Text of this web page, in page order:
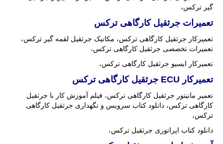
گیر ترکس،
تعمیرات جرثقیل کارگاهی ترکس
تعمیرکار جرثقیل کارگاهی ترکس، مکانیک جرثقیل لقمه گیر ترکس،
تعمیرات تخصصی جرثقیل کارگاهی ترکس،
تعمیرکار ایسیو جرثقیل کارگاهی ترکس،
تعمیرکار ECU جرثقیل کارگاهی ترکس
تعمیر مانیتور جرثقیل کارگاهی ترکس، فیلم آموزش کار با جرثقیل
کارگاهی ترکس، دانلود کتاب سرویس و نگهداری جرثقیل کارگاهی
ترکس،
دانلود کتاب اپراتوری جرثقیل ترکس،